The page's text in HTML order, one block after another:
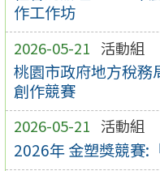
作工作坊
2026-05-21 活動組
桃園市政府地方稅務
創作競賽
2026-05-21 活動組
2026年 金塑獎競賽: